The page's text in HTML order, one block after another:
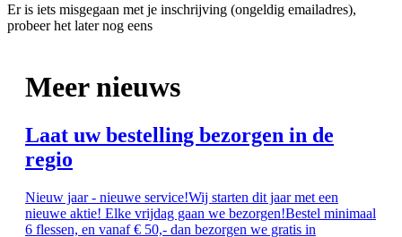
Er is iets misgegaan met je inschrijving (ongeldig emailadres),
probeer het later nog eens
Meer nieuws
Laat uw bestelling bezorgen in de
regio
Nieuw jaar - nieuwe service!Wij starten dit jaar met een
nieuwe aktie! Elke vrijdag gaan we bezorgen!Bestel minimaal
6 flessen, en vanaf € 50,- dan bezorgen we gratis in